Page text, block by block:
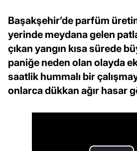
Başakşehir’de parfüm
yerinde meydana gelen
çıkan yangın kısa sürede
paniğe neden olan olayda
saatlik hummalı bir
onlarca dükkan ağır hasar